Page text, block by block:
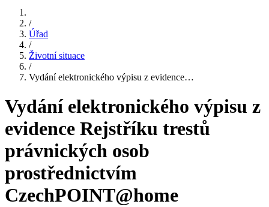
/
Úřad
/
Životní situace
/
Vydání elektronického výpisu z evidence…
Vydání elektronického výpisu z
evidence Rejstříku trestů
právnických osob
prostřednictvím
CzechPOINT@home